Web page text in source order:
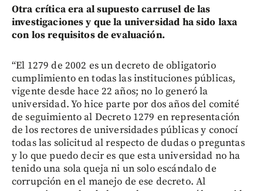
Otra crítica era al supuesto carrusel de las
investigaciones y que la universidad ha sido laxa
con los requisitos de evaluación.
“El 1279 de 2002 es un decreto de obligatorio
cumplimiento en todas las instituciones públicas,
vigente desde hace 22 años; no lo generó la
universidad. Yo hice parte por dos años del comité
de seguimiento al Decreto 1279 en representación
de los rectores de universidades públicas y conocí
todas las solicitud al respecto de dudas o preguntas
y lo que puedo decir es que esta universidad no ha
tenido una sola queja ni un solo escándalo de
corrupción en el manejo de ese decreto. Al